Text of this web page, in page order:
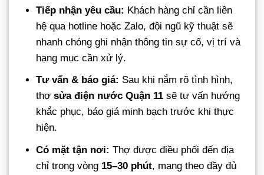
Tiếp nhận yêu cầu: Khách hàng chỉ cần liên
hệ qua hotline hoặc Zalo, đội ngũ kỹ thuật sẽ
nhanh chóng ghi nhận thông tin sự cố, vị trí và
hạng mục cần xử lý.
Tư vấn & báo giá: Sau khi nắm rõ tình hình,
thợsửa điện nước Quận 11 sẽ tư vấn hướng
khắc phục, báo giá minh bạch trước khi thực
hiện.
Có mặt tận nơi: Thợ được điều phối đến địa
chỉ trong vòng 15–30 phút, mang theo đầy đủ